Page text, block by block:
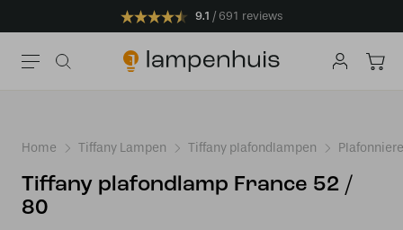
9.1 691 reviews
Home Tiffany Lampen Tiffany plafondlampen
Tiffany plafondlamp France 52 /
80